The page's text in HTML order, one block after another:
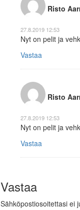
Risto
27.8.2019 12:53
Nyt on pelit ja
Vastaa
Risto
27.8.2019 12:53
Nyt on pelit ja
Vastaa
Vastaa
Sähköpostiosoitettasi ei